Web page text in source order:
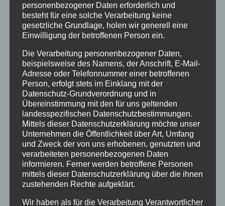
INHALTE
Willkommen
Angebote
Unterkunft
Ferienhotel
5-Raum-Fewo-3-6P
4-Raum-Fewo 4-6P
4-Raum-Fewo 3-5P
4-Raum-Fewo 4P
3-Raum-Fewo 2-4P
3-Raum-Fewo 2-3P
personenbezogener Daten erforderlich und
besteht für eine solche Verarbeitung keine
gesetzliche Grundlage, holen wir generell eine
Einwilligung der betroffenen Person ein.
Die Verarbeitung personenbezogener Daten,
beispielsweise des Namens, der Anschrift, E-Mail-
Adresse oder Telefonnummer einer betroffenen
Person, erfolgt stets im Einklang mit der
Datenschutz-Grundverordnung und in
Übereinstimmung mit den für uns geltenden
landesspezifischen Datenschutzbestimmungen.
Mittels dieser Datenschutzerklärung möchte unser
Unternehmen die Öffentlichkeit über Art, Umfang
und Zweck der von uns erhobenen, genutzten und
verarbeiteten personenbezogenen Daten
informieren. Ferner werden betroffene Personen
mittels dieser Datenschutzerklärung über die ihnen
zustehenden Rechte aufgeklärt.
Wir haben als für die Verarbeitung Verantwortlicher